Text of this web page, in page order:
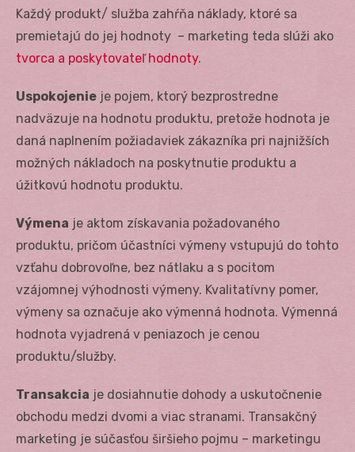
Každý produkt/ služba zahŕňa náklady, ktoré sa
premietajú do jej hodnoty – marketing teda slúži ako
tvorca a poskytovateľ hodnoty.
Uspokojenie je pojem, ktorý bezprostredne
nadväzuje na hodnotu produktu, pretože hodnota je
daná naplnením požiadaviek zákazníka pri najnižších
možných nákladoch na poskytnutie produktu a
úžitkovú hodnotu produktu.
Výmena je aktom získavania požadovaného
produktu, pričom účastníci výmeny vstupujú do tohto
vzťahu dobrovoľne, bez nátlaku a s pocitom
vzájomnej výhodnosti výmeny. Kvalitatívny pomer,
výmeny sa označuje ako výmenná hodnota. Výmenná
hodnota vyjadrená v peniazoch je cenou
produktu/služby.
Transakcia je dosiahnutie dohody a uskutočnenie
obchodu medzi dvomi a viac stranami. Transakčný
marketing je súčasťou širšieho pojmu – marketingu